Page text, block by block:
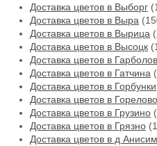
Доставка цветов в Выборг
Доставка цветов в Выра
Доставка цветов в Вырица
Доставка цветов в Высоцк
Доставка цветов в
Доставка цветов в Гатчина
Доставка цветов в Горбунки
Доставка цветов в Горелово
Доставка цветов в Грузино
Доставка цветов в Грязно
Доставка цветов в д